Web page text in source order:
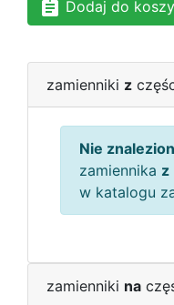
Dodaj do
zamienniki z
Nie
zamiennika z
w katalogu
zamienniki na